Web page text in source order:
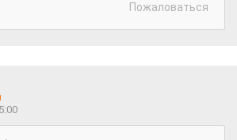
Пожаловаться